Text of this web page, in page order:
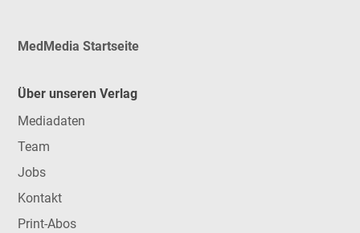
MedMedia Startseite
Über unseren Verlag
Mediadaten
Team
Jobs
Kontakt
Print-Abos